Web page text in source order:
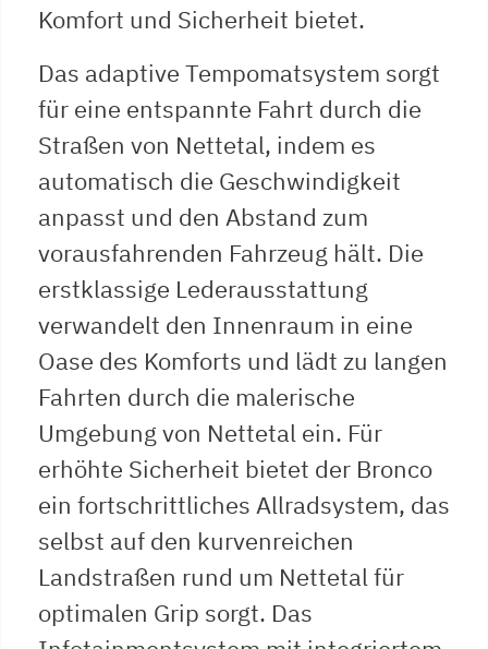
Komfort und Sicherheit bietet.
Das adaptive Tempomatsystem sorgt
für eine entspannte Fahrt durch die
Straßen von Nettetal, indem es
automatisch die Geschwindigkeit
anpasst und den Abstand zum
vorausfahrenden Fahrzeug hält. Die
erstklassige Lederausstattung
verwandelt den Innenraum in eine
Oase des Komforts und lädt zu langen
Fahrten durch die malerische
Umgebung von Nettetal ein. Für
erhöhte Sicherheit bietet der Bronco
ein fortschrittliches Allradsystem, das
selbst auf den kurvenreichen
Landstraßen rund um Nettetal für
optimalen Grip sorgt. Das